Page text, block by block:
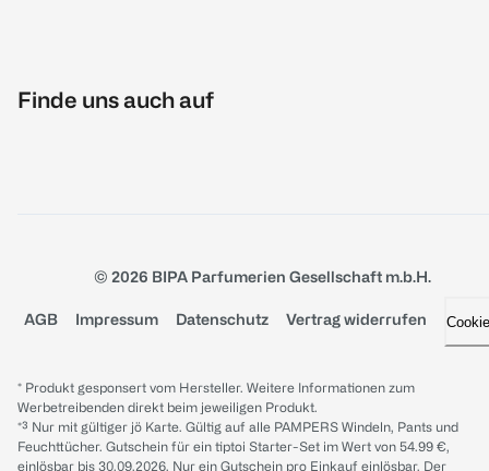
Finde uns auch auf
© 2026 BIPA Parfumerien Gesellschaft m.b.H.
AGB Impressum Datenschutz Vertrag widerrufen
* Produkt gesponsert vom Hersteller. Weitere Informationen zum
Werbetreibenden direkt beim jeweiligen Produkt.
*³ Nur mit gültiger jö Karte. Gültig auf alle PAMPERS Windeln, Pants und
Feuchttücher. Gutschein für ein tiptoi Starter-Set im Wert von 54.99 €,
einlösbar bis 30.09.2026. Nur ein Gutschein pro Einkauf einlösbar. Der